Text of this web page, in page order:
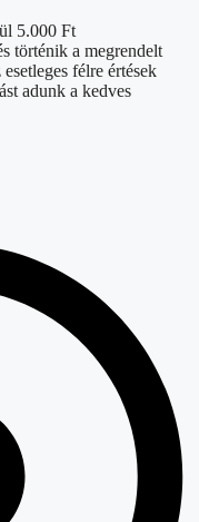
5.000 Ft
történik a megrendelt
félre értések
adunk a kedves